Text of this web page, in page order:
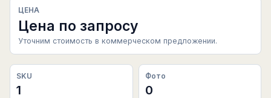
ЦЕНА
Цена по запросу
Уточним стоимость в коммерческом предложении.
SKU
1
Фото
0